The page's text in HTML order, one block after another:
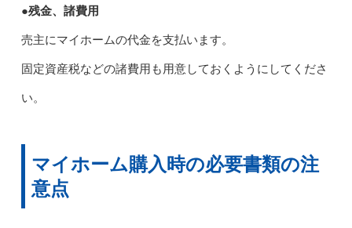
●残金、諸費用
売主にマイホームの代金を支払います。
固定資産税などの諸費用も用意しておくようにしてくださ
い。
マイホーム購入時の必要書類の注
意点